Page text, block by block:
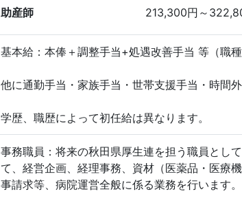
助産師
213,300円～
基本給：本俸＋調整手当+処遇改善手当 等（職種
他に通勤手当・家族手当・世帯支援手当・時間
学歴、職歴によって初任給は異なります。
事務職員：将来の秋田県厚生連を担う職員とし
て、経営企画、経理事務、資材（医薬品・医療
事請求等、病院運営全般に係る業務を行います。